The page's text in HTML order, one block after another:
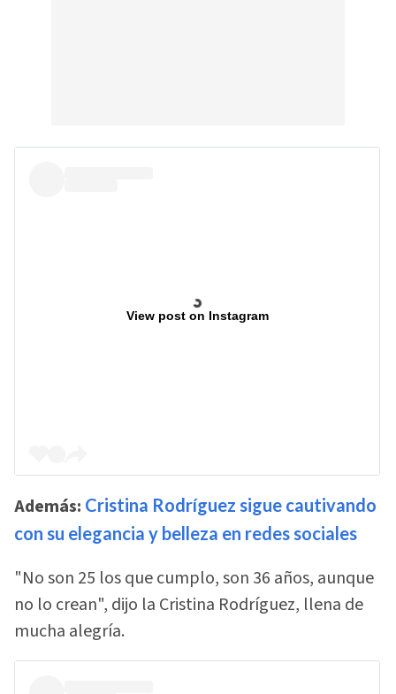
View post on Instagram
Además: Cristina Rodríguez sigue cautivando
con su elegancia y belleza en redes sociales
"No son 25 los que cumplo, son 36 años, aunque
no lo crean", dijo la Cristina Rodríguez, llena de
mucha alegría.